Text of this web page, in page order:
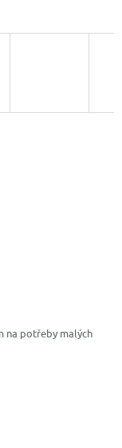
na potřeby malých